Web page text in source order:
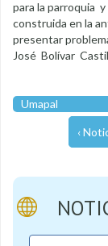
para la parroquia
construida en la
presentar
José Bolívar
Umapal
‹